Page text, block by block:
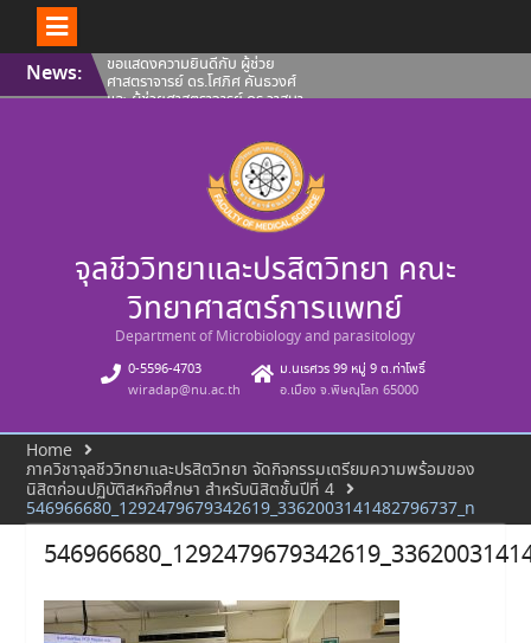
Skip
content
News: ขอแสดงความยินดีกับ ผู้ช่วย
ศาสตราจารย์ ดร.โศภิศ คันธวงศ์
และ ผู้ช่วยศาสตราจารย์ ดร.วาสนา
แพทย์ มหาวิทยาลัยนเรศวร ที่ผล
งานได้รับการขึ้นทะเบียนทรัพย์สิน
คณะวิทยาศาสตร์การแพทย์ ขอ
แสดงความยินดีกับ ผู้ช่วย
ศาสตราจารย์ ดร.โศภิศ คันธวงศ์
ชู และ คุณปลื้มกมล ภูวนาถ
ศรัณญา ที่ผลงานได้รับการขึ้น
ทะเบียนทรัพย์สินทางปัญญา
คณะวิทยาศาสตร์การแพทย์ ขอ
แนะนำบุคลากรสายวิชาการ ประจำ
เดือนสิงหาคม 2569
จุลชีววิทยาและปรสิตวิทยา คณะ
วิทยาศาสตร์การแพทย์
Department of Microbiology and parasitology
0-5596-4703
wiradap@nu.ac.th
ม.นเรศวร 99 หมู่ 9 ต.ท่าโพธิ์
อ.เมือง จ.พิษณุโลก 65000
Home
ภาควิชาจุลชีววิทยาและปรสิตวิทยา จัดกิจกรรมเตรียมความพร้อมของ
นิสิตก่อนปฏิบัติสหกิจศึกษา สำหรับนิสิตชั้นปีที่ 4
546966680_1292479679342619_3362003141482796737_n